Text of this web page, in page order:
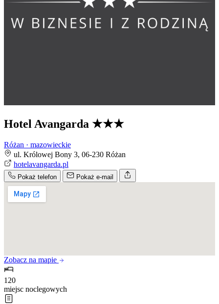
Hotel Avangarda ★★★
Różan · mazowieckie
ul. Królowej Bony 3, 06-230 Różan
hotelavangarda.pl
Pokaż telefon Pokaż e-mail
Zobacz na mapie
120
miejsc noclegowych